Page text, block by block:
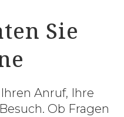
Sie
Anruf, Ihre
Ob Fragen